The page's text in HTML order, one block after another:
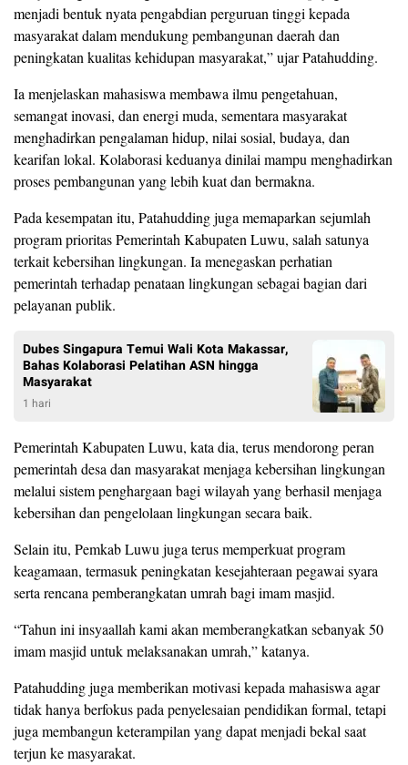
menjadi bentuk nyata pengabdian perguruan tinggi kepada
masyarakat dalam mendukung pembangunan daerah dan
peningkatan kualitas kehidupan masyarakat,” ujar Patahudding.
Ia menjelaskan mahasiswa membawa ilmu pengetahuan,
semangat inovasi, dan energi muda, sementara masyarakat
menghadirkan pengalaman hidup, nilai sosial, budaya, dan
kearifan lokal. Kolaborasi keduanya dinilai mampu menghadirkan
proses pembangunan yang lebih kuat dan bermakna.
Pada kesempatan itu, Patahudding juga memaparkan sejumlah
program prioritas Pemerintah Kabupaten Luwu, salah satunya
terkait kebersihan lingkungan. Ia menegaskan perhatian
pemerintah terhadap penataan lingkungan sebagai bagian dari
pelayanan publik.
Dubes Singapura Temui Wali Kota Makassar,
Bahas Kolaborasi Pelatihan ASN hingga
Masyarakat
1 hari
Pemerintah Kabupaten Luwu, kata dia, terus mendorong peran
pemerintah desa dan masyarakat menjaga kebersihan lingkungan
melalui sistem penghargaan bagi wilayah yang berhasil menjaga
kebersihan dan pengelolaan lingkungan secara baik.
Selain itu, Pemkab Luwu juga terus memperkuat program
keagamaan, termasuk peningkatan kesejahteraan pegawai syara
serta rencana pemberangkatan umrah bagi imam masjid.
“Tahun ini insyaallah kami akan memberangkatkan sebanyak 50
imam masjid untuk melaksanakan umrah,” katanya.
Patahudding juga memberikan motivasi kepada mahasiswa agar
tidak hanya berfokus pada penyelesaian pendidikan formal, tetapi
juga membangun keterampilan yang dapat menjadi bekal saat
terjun ke masyarakat.